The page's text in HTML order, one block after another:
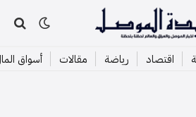
اقتصاد رياضة مقالات أسواق